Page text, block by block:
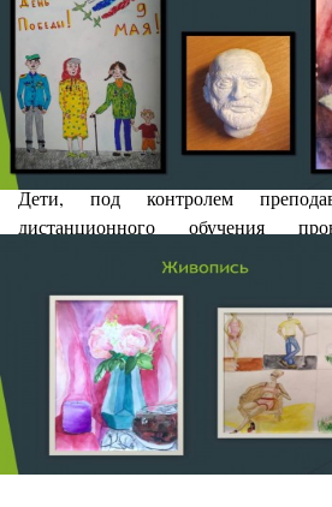
Вашему вниманию
представлена
художественного отделения
искусств по итогам дистанционной
представлены работы по
прикладному творчеству и лепке
Дети, под контролем
дистанционного обучения
плодотворную работу, результаты